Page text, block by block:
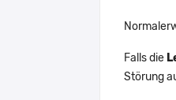
Falls die
Störung